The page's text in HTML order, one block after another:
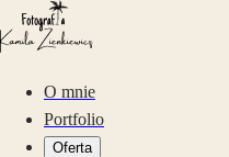
O mnie
Portfolio
Oferta